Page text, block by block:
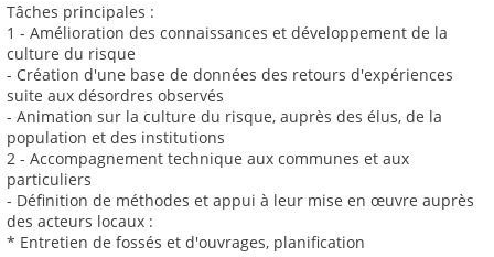
Tâches principales :
1 - Amélioration des connaissances et développement de la
culture du risque
- Création d'une base de données des retours d'expériences
suite aux désordres observés
- Animation sur la culture du risque, auprès des élus, de la
population et des institutions
2 - Accompagnement technique aux communes et aux
particuliers
- Définition de méthodes et appui à leur mise en œuvre auprès
des acteurs locaux :
* Entretien de fossés et d'ouvrages, planification